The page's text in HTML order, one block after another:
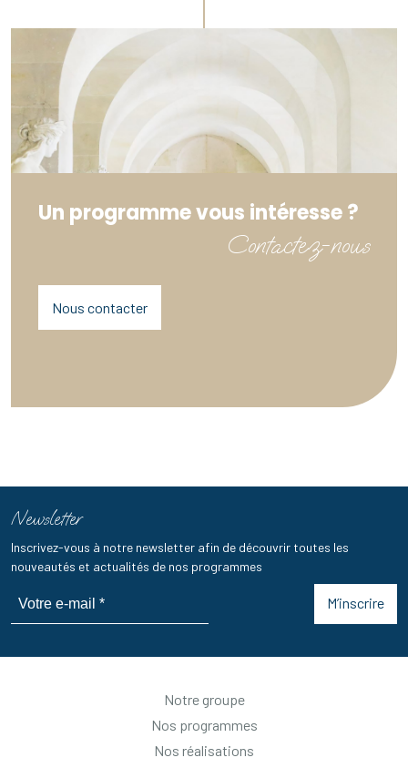
Un programme vous intéresse ?
Contactez-nous
Nous contacter
Newsletter
Inscrivez-vous à notre newsletter afin de découvrir toutes les
nouveautés et actualités de nos programmes
M’inscrire
Notre groupe
Nos programmes
Nos réalisations